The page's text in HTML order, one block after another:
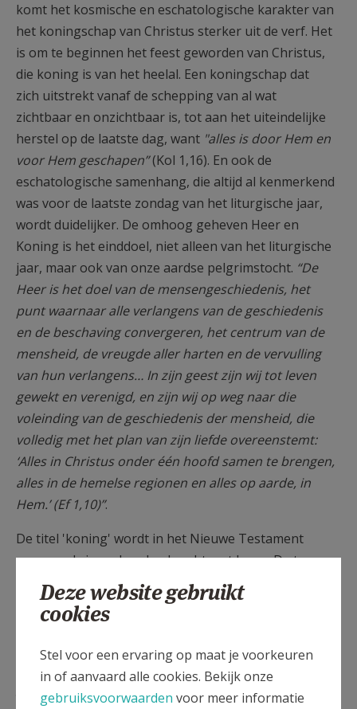
komt het kosmische en eschatologische karakter van
het koningschap van Christus sterker uit de verf. Het
is om te beginnen het feest geworden van Christus,
die koning is van het heelal. Een koningschap dat
zich uitstrekt vanaf de schepping van al wat
zichtbaar en onzichtbaar is, tot aan het uiteindelijke
herstel op de laatste dag, want "alles is door Hem en
voor Hem geschapen”(Kol 1,16). En ook de
eschatologische samenhang, die altijd al kenmerkend
was voor de laatste zondag van het liturgische jaar,
wordt duidelijker. De omhoog geheven Heer en
Koning is het einddoel, niet alleen van het liturgische
jaar, maar ook van onze aardse pelgrimstocht. “De
Heer is het doel van de mensengeschiedenis, het
punt waarnaar alle verlangens van de geschiedenis
en de beschaving convergeren, het centrum van de
mensheid, de vreugde aller harten en de vervulling
van hun verlangens… In zijn geest zijn wij tot leven
gewekt en verenigd, en zijn wij op weg naar die
voleinding van de geschiedenis der mensheid, die
volledig met het plan van zijn liefde overeenstemt:
‘Alles in Christus onder één hoofd samen te brengen,
alles in de hemelse regionen en alles op aarde, in
Hem.’ (Ef 1,10)”.
De titel 'koning' wordt in het Nieuwe Testament
meermaals in verband gebracht met Jezus. De term
Christus Koning verwijst naar een van de drie
Messiaanse functies van Jezus: Koning, Priester en
Profeet. In het evangelie van Johannes zegt Jezus
tegen Pontius Pilatus:
"(...) ik ben koning. Met geen
andere bestemming ben ik geboren en in de wereld
gekomen dan om te getuigen van de waarheid."
Deze website gebruikt
cookies
Stel voor een ervaring op maat je voorkeuren
in of aanvaard alle cookies. Bekijk onze
gebruiksvoorwaarden voor meer informatie